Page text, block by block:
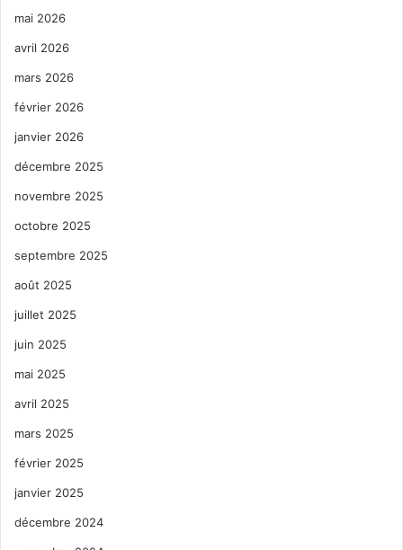
mai 2026
avril 2026
mars 2026
février 2026
janvier 2026
décembre 2025
novembre 2025
octobre 2025
septembre 2025
août 2025
juillet 2025
juin 2025
mai 2025
avril 2025
mars 2025
février 2025
janvier 2025
décembre 2024